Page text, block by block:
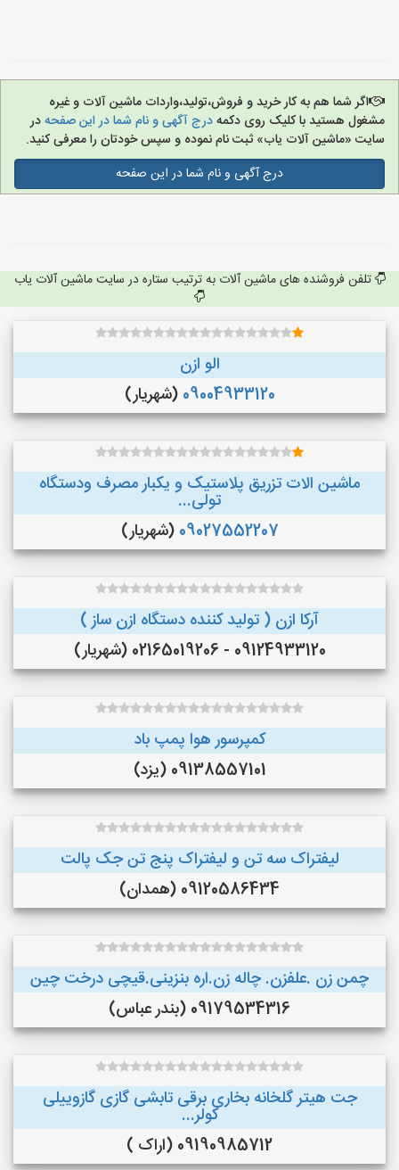
اگر شما هم به کار خرید و فروش،تولید،واردات ماشین آلات و غیره
مشغول هستید با کلیک روی دکمهدرج آگهی و نام شما در این صفحهدر
سایت «ماشین آلات یاب» ثبت نام نموده و سپس خودتان را معرفی کنید.
درج آگهی و نام شما در این صفحه
تلفن فروشنده های ماشین آلات به ترتیب ستاره در سایت ماشین آلات یاب
الو ازن
09004933120 (شهریار)
ماشین الات تزریق پلاستیک و یکبار مصرف ودستگاه
تولی...
09027552207 (شهریار)
آرکا ازن ( تولید کننده دستگاه ازن ساز )
09124933120 - 02165019206 (شهریار)
کمپرسور هوا پمپ باد
09138557101 (یزد)
لیفتراک سه تن و لیفتراک پنج تن جک پالت
09120586434 (همدان)
چمن زن .علفزن. چاله زن.اره بنزینی.قیچی درخت چین
09179534316 (بندر عباس)
جت هیتر گلخانه بخاری برقی تابشی گازی گازوییلی
کولر...
09190985712 (اراک )